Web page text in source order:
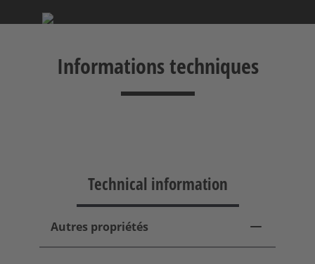
Informations techniques
Technical information
Autres propriétés